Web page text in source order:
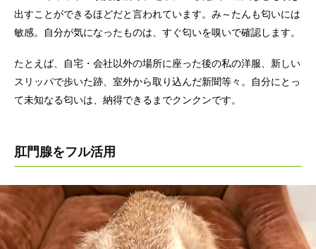
出すことができるほどだと言われています。み～たんも匂いには
敏感。自分が気になったものは、すぐ匂いを嗅いで確認します。
たとえば、自宅・会社以外の場所に座った後の私の洋服、新しい
スリッパで歩いた跡、室外から取り込んだ新聞等々。自分にとっ
て未知なる匂いは、納得できるまでクンクンです。
肛門腺をフル活用